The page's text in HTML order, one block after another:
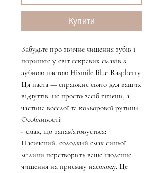
Купити
Забудьте про звичне чищення зубів і
пориньте у світ яскравих смаків з
зубною пастою Hismile Blue Raspberry.
Ця паста — справжнє свято для ваших
відчуттів: не просто засіб гігієни, а
частина веселої та кольорової рутини.
Особливості:
- смак, що запам'ятовується:
Насичений, солодкий смак синьої
малини перетворить ваше щоденне
чищення на приємну насолоду. Це